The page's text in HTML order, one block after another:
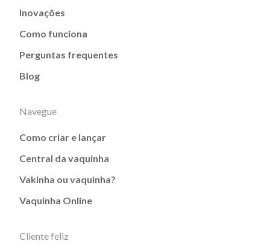
Inovações
Como funciona
Perguntas frequentes
Blog
Navegue
Como criar e lançar
Central da vaquinha
Vakinha ou vaquinha?
Vaquinha Online
Cliente feliz